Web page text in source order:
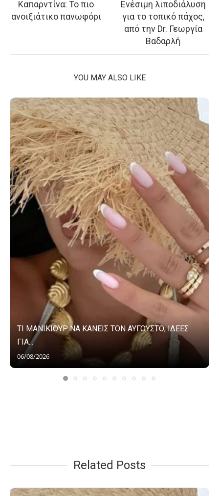
Καπαρντίνα: Το πιο
ανοιξιάτικο πανωφόρι
Ενέσιμη λιποδιάλυση
για το τοπικό πάχος,
από την Dr. Γεωργία
Βαδαρλή
YOU MAY ALSO LIKE
ΤΙ ΜΑΝΙΚΙΟΥΡ ΝΑ ΚΑΝΕΙΣ ΤΟΝ ΑΥΓΟΥΣΤΟ; ΙΔΕΕΣ
ΓΙΑ...
06/08/2026
Related Posts